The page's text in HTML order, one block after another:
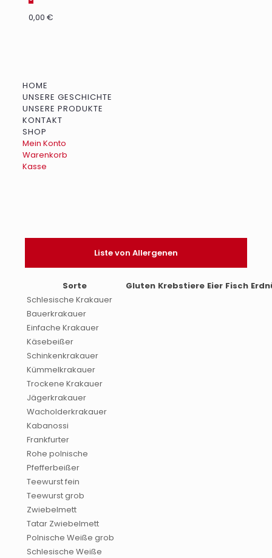
0,00 €
HOME
UNSERE GESCHICHTE
UNSERE PRODUKTE
KONTAKT
SHOP
Mein Konto
Warenkorb
Kasse
Liste von Allergenen
Sorte Gluten Krebstiere Eier Fisch
Schlesische Krakauer
Bauerkrakauer
Einfache Krakauer
Käsebeißer
Schinkenkrakauer
Kümmelkrakauer
Trockene Krakauer
Jägerkrakauer
Wacholderkrakauer
Kabanossi
Frankfurter
Rohe polnische
Pfefferbeißer
Teewurst fein
Teewurst grob
Zwiebelmett
Tatar Zwiebelmett
Polnische Weiße grob
Schlesische Weiße